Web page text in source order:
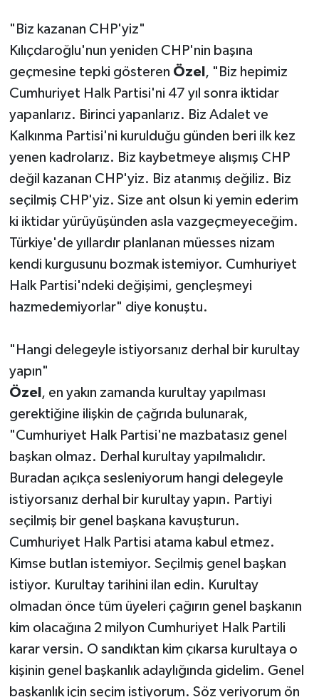
"Biz kazanan CHP'yiz"
Kılıçdaroğlu'nun yeniden CHP'nin başına
geçmesine tepki gösteren Özel , "Biz hepimiz
Cumhuriyet Halk Partisi'ni 47 yıl sonra iktidar
yapanlarız. Birinci yapanlarız. Biz Adalet ve
Kalkınma Partisi'ni kurulduğu günden beri ilk kez
yenen kadrolarız. Biz kaybetmeye alışmış CHP
değil kazanan CHP'yiz. Biz atanmış değiliz. Biz
seçilmiş CHP'yiz. Size ant olsun ki yemin ederim
ki iktidar yürüyüşünden asla vazgeçmeyeceğim.
Türkiye'de yıllardır planlanan müesses nizam
kendi kurgusunu bozmak istemiyor. Cumhuriyet
Halk Partisi'ndeki değişimi, gençleşmeyi
hazmedemiyorlar" diye konuştu.
"Hangi delegeyle istiyorsanız derhal bir kurultay
yapın"
Özel , en yakın zamanda kurultay yapılması
gerektiğine ilişkin de çağrıda bulunarak,
"Cumhuriyet Halk Partisi'ne mazbatasız genel
başkan olmaz. Derhal kurultay yapılmalıdır.
Buradan açıkça sesleniyorum hangi delegeyle
istiyorsanız derhal bir kurultay yapın. Partiyi
seçilmiş bir genel başkana kavuşturun.
Cumhuriyet Halk Partisi atama kabul etmez.
Kimse butlan istemiyor. Seçilmiş genel başkan
istiyor. Kurultay tarihini ilan edin. Kurultay
olmadan önce tüm üyeleri çağırın genel başkanın
kim olacağına 2 milyon Cumhuriyet Halk Partili
karar versin. O sandıktan kim çıkarsa kurultaya o
kişinin genel başkanlık adaylığında gidelim. Genel
başkanlık için seçim istiyorum. Söz veriyorum ön